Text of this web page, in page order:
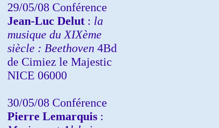
29/05/08 Conférence
Jean-Luc Delut : la
musique du XIXème
siècle : Beethoven 4Bd
de Cimiez le Majestic
NICE 06000
30/05/08 Conférence
Pierre Lemarquis :